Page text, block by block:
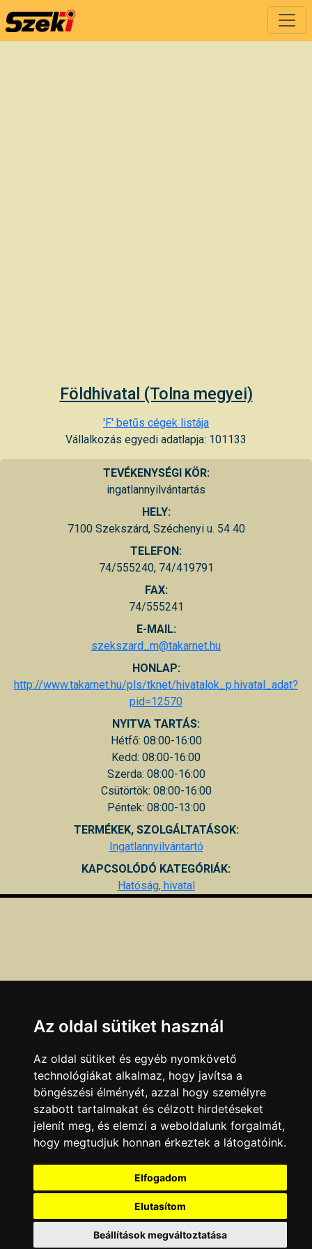
Földhivatal (Tolna megyei)
'F' betűs cégek listája
Vállalkozás egyedi adatlapja: 101133
TEVÉKENYSÉGI KÖR:
ingatlannyilvántartás
HELY:
7100 Szekszárd, Széchenyi u. 54 40
TELEFON:
74/555240, 74/419791
FAX:
74/555241
E-MAIL:
szekszard_m@takarnet.hu
HONLAP:
http://www.takarnet.hu/pls/tknet/hivatalok_p.hivatal_adat?
pid=12570
NYITVA TARTÁS:
Hétfő: 08:00-16:00
Kedd: 08:00-16:00
Szerda: 08:00-16:00
Csütörtök: 08:00-16:00
Péntek: 08:00-13:00
TERMÉKEK, SZOLGÁLTATÁSOK:
Ingatlannyilvántartó
KAPCSOLÓDÓ KATEGÓRIÁK:
Hatóság, hivatal
Ha a fenti adatokban hibát talál, azt azittolvasható
módokon jelentheti be.
Adatok legutóbbi ellenőrzésének dátuma:
2008.03.10
KAPCSOLAT|HIRDETÉS
Minden jog fenntartva © 2002 - 2026 Szeki.hu
Az oldal sütiket használ
Az oldal sütiket és egyéb nyomkövető
technológiákat alkalmaz, hogy javítsa a
böngészési élményét, azzal hogy személyre
szabott tartalmakat és célzott hirdetéseket
jelenít meg, és elemzi a weboldalunk forgalmát,
hogy megtudjuk honnan érkeztek a látogatóink.
Elfogadom
Elutasítom
Beállítások megváltoztatása